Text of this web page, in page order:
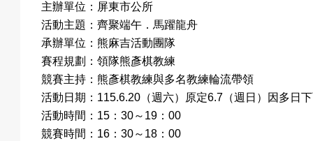
主辦單位：屏東市公所
活動主題：齊聚端午．馬躍龍舟
承辦單位：熊麻吉活動團隊
賽程規劃：領隊熊彥棋教練
競賽主持：熊彥棋教練與多名教練輪流帶領
活動日期： 115.6.20 （週六）原定6.7 （週日）因多日
活動時間：15：30～19：00
競賽時間：16：30～18：00